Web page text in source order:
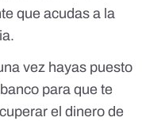
que acudas a la
vez hayas puesto
para que te
el dinero de